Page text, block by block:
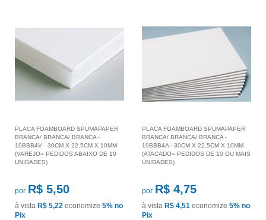
PLACA FOAMBOARD SPUMAPAPER
BRANCA/ BRANCA/ BRANCA -
10BBB4V - 30CM X 22,5CM X 10MM
(VAREJO= PEDIDOS ABAIXO DE 10
UNIDADES)
por R$ 5,50
à vista R$ 5,22 economize 5% no
Pix
PLACA FOAMBOARD SPUMAPAPER
BRANCA/ BRANCA/ BRANCA -
10BBB4A - 30CM X 22,5CM X 10MM
(ATACADO= PEDIDOS DE 10 OU MAIS
UNIDADES)
por R$ 4,75
à vista R$ 4,51 economize 5% no
Pix